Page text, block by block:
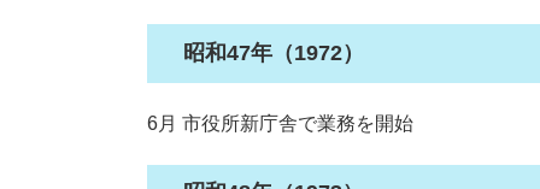
昭和47年（1972）
6月 市役所新庁舎で業務を開始